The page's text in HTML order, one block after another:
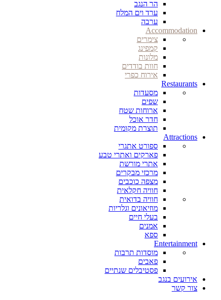
הר הנגב
ערד וים המלח
ערבה
Accommodation
צימרים
קמפינג
מלונות
חוות בודדים
אירוח כפרי
Restaurants
מסעדות
שפים
ארוחות שטח
חדר אוכל
תוצרת מקומית
Attractions
ספורט אתגרי
פארקים ואתרי טבע
אתרי מורשת
מרכזי מבקרים
מצפה כוכבים
חוויה חקלאית
חוויה בדואית
מוזיאונים וגלריות
בעלי חיים
אמנים
ספא
Entertainment
מוסדות תרבות
פאבים
פסטיבלים שנתיים
אירועים בנגב
צור קשר